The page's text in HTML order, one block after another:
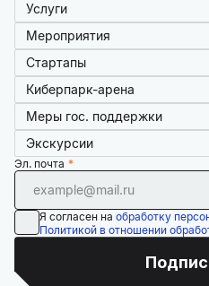
Услуги
Мероприятия
Стартапы
Киберпарк-арена
Меры гос. поддержки
Экскурсии
Эл. почта
Я согласен на обработку
Политикой в отношении